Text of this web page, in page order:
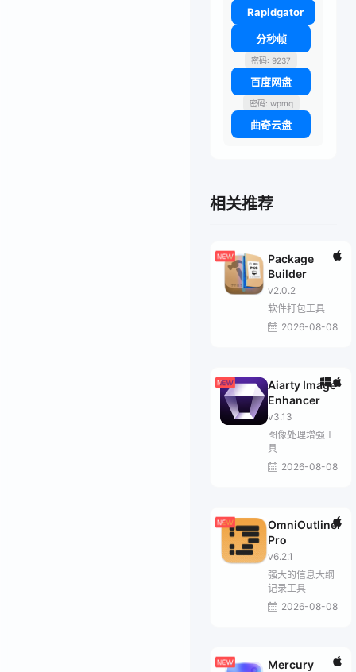
Rapidgator
分秒帧
密码: 9237
百度网盘
密码: wpmq
曲奇云盘
相关推荐
Package
Builder
v2.0.2
软件打包工具
2026-08-08
Aiarty Image
Enhancer
v3.13
图像处理增强工
具
2026-08-08
OmniOutliner
Pro
v6.2.1
强大的信息大纲
记录工具
2026-08-08
Mercury